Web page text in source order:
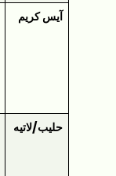
آيس كريم
حليب/لاتيه